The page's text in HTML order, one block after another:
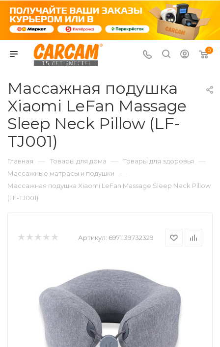
0
Массажная подушка
Xiaomi LeFan Massage
Sleep Neck Pillow (LF-
TJ001)
Главная — Товары для дома — Товары для здоровья —
Массажные матрасы и подушки —
Массажная подушка Xiaomi LeFan Massage Sleep Neck Pillow
(LF-TJ001)
Артикул: 6971139732329